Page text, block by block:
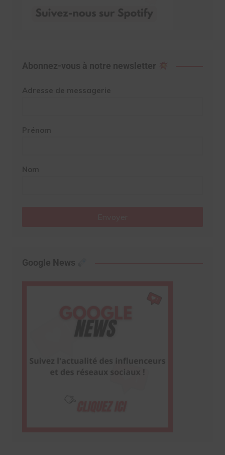
Abonnez-vous à notre newsletter
Adresse de messagerie
Prénom
Nom
Google News